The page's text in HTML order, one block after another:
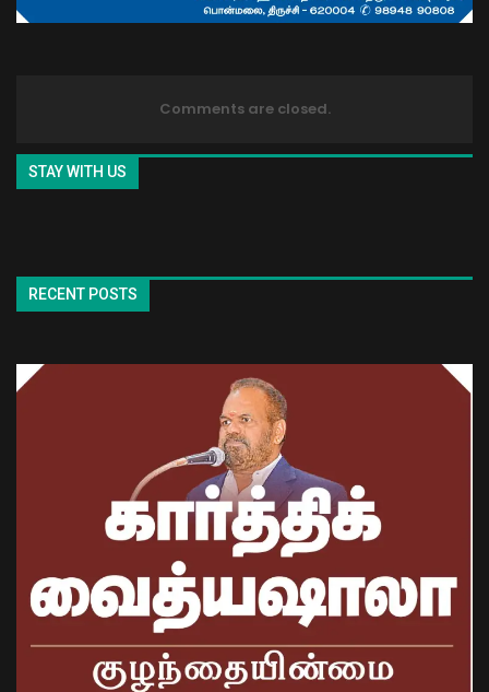
Comments are closed.
STAY WITH US
RECENT POSTS